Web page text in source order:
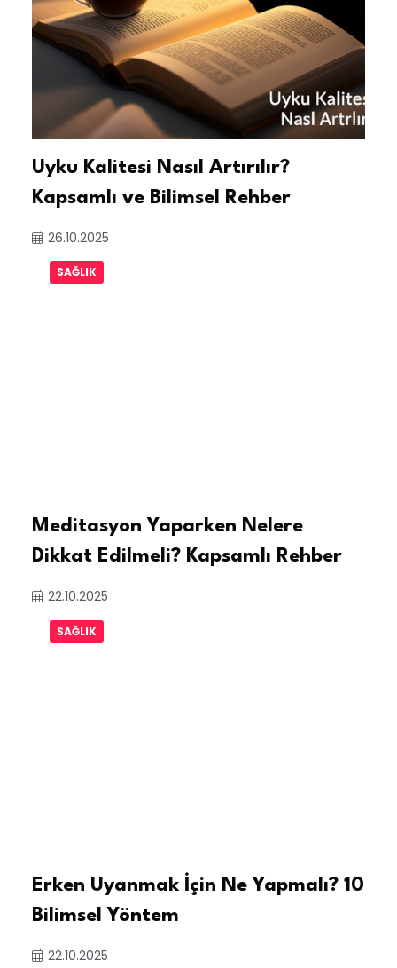
Uyku Kalitesi Nasıl Artırılır?
Kapsamlı ve Bilimsel Rehber
26.10.2025
SAĞLIK
Meditasyon Yaparken Nelere
Dikkat Edilmeli? Kapsamlı Rehber
22.10.2025
SAĞLIK
Erken Uyanmak İçin Ne Yapmalı? 10
Bilimsel Yöntem
22.10.2025